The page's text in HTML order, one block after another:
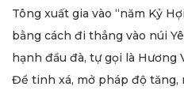
Tông xuất gia vào “năm Kỷ
bằng cách đi thẳng vào núi
hạnh đầu đà, tự gọi là Hương
Đề tinh xá, mở pháp độ tăng,